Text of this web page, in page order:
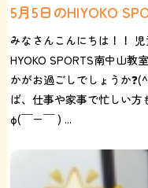
5月5日のHIYOKO
みなさんこんにちは！！
HYOKO SPORTS南中山教
かがお過ごしでしょうか
ば、仕事や家事で忙しい方
φ(￣ー￣ ) ...